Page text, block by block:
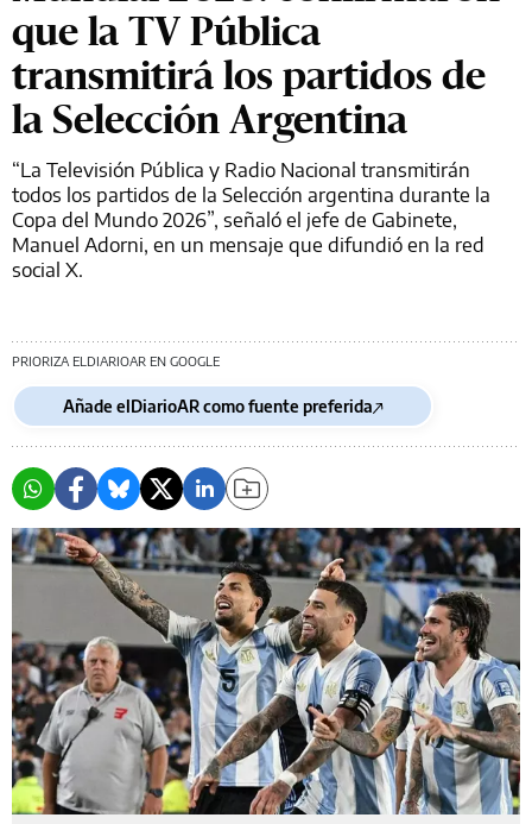
que la TV Pública
transmitirá los partidos de
la Selección Argentina
“La Televisión Pública y Radio Nacional transmitirán
todos los partidos de la Selección argentina durante la
Copa del Mundo 2026”, señaló el jefe de Gabinete,
Manuel Adorni, en un mensaje que difundió en la red
social X.
PRIORIZA ELDIARIOAR EN GOOGLE
Añade elDiarioAR como fuente preferida